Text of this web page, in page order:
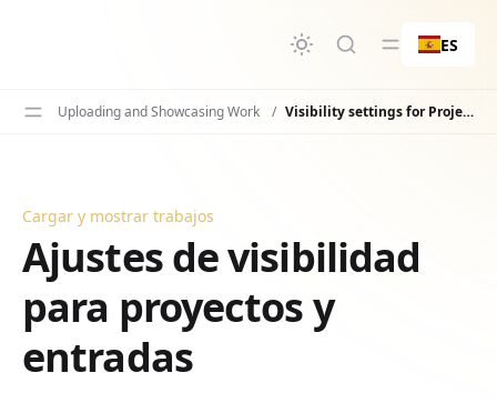
ES
Uploading and Showcasing Work / Visibility settings for Projects and Entries
Ajustes de visibilidad para proyectos y entradas
Cargar y mostrar trabajos
Ajustes de visibilidad
para proyectos y
entradas